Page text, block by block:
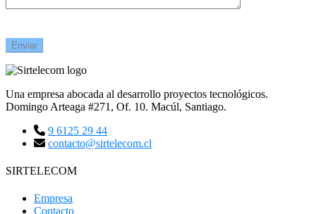
Una empresa abocada al desarrollo proyectos tecnológicos.
Domingo Arteaga #271, Of. 10. Macúl, Santiago.
9 6125 29 44
contacto@sirtelecom.cl
SIRTELECOM
Empresa
Contacto